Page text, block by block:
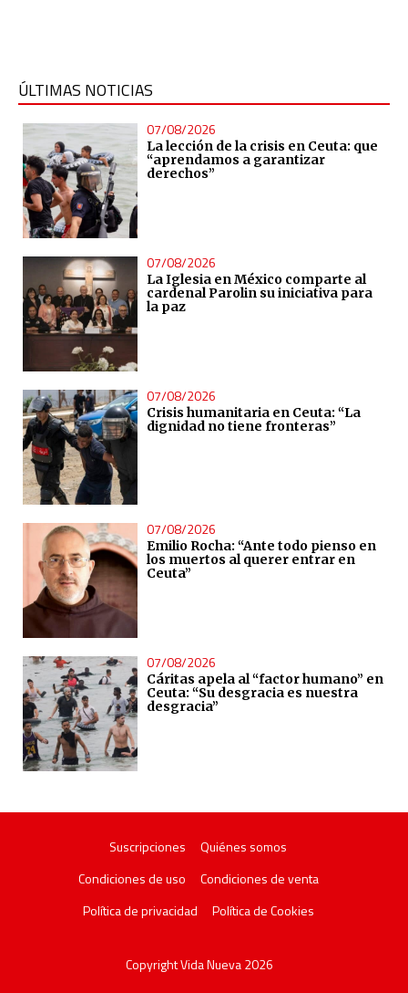
ÚLTIMAS NOTICIAS
07/08/2026
La lección de la crisis en Ceuta: que
“aprendamos a garantizar
derechos”
07/08/2026
La Iglesia en México comparte al
cardenal Parolin su iniciativa para
la paz
07/08/2026
Crisis humanitaria en Ceuta: “La
dignidad no tiene fronteras”
07/08/2026
Emilio Rocha: “Ante todo pienso en
los muertos al querer entrar en
Ceuta”
07/08/2026
Cáritas apela al “factor humano” en
Ceuta: “Su desgracia es nuestra
desgracia”
Suscripciones
Quiénes somos
Condiciones de uso
Condiciones de venta
Política de privacidad
Política de Cookies
Copyright Vida Nueva 2026